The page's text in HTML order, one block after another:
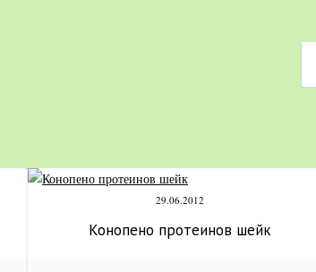
29.06.2012
Конопено протеинов шейк